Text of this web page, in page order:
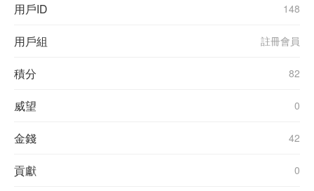
用戶ID 148
用戶組 註冊會員
積分 82
威望 0
金錢 42
貢獻 0